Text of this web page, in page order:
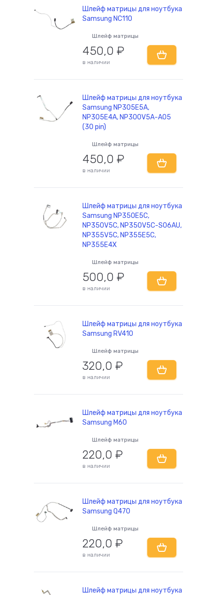
Шлейф матрицы для ноутбука
Samsung NC110
Шлейф матрицы
450,0 ₽
в наличии
Шлейф матрицы для ноутбука
Samsung NP305E5A,
NP305E4A, NP300V5A-A05
(30 pin)
Шлейф матрицы
450,0 ₽
в наличии
Шлейф матрицы для ноутбука
Samsung NP350E5C,
NP350V5C, NP350V5C-S06AU,
NP355V5C, NP355E5C,
NP355E4X
Шлейф матрицы
500,0 ₽
в наличии
Шлейф матрицы для ноутбука
Samsung RV410
Шлейф матрицы
320,0 ₽
в наличии
Шлейф матрицы для ноутбука
Samsung M60
Шлейф матрицы
220,0 ₽
в наличии
Шлейф матрицы для ноутбука
Samsung Q470
Шлейф матрицы
220,0 ₽
в наличии
Шлейф матрицы для ноутбука